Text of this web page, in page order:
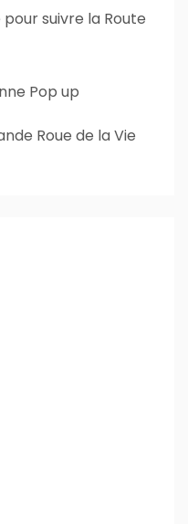
suivre la Route
Pop up
Roue de la Vie